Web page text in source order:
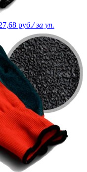
руб./ за уп.